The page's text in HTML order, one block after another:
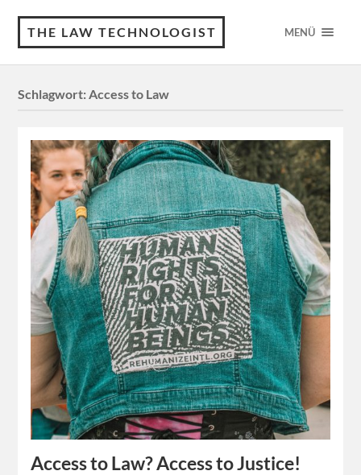
THE LAW TECHNOLOGIST MENÜ
Schlagwort:Access to Law
Access to Law? Access to Justice!